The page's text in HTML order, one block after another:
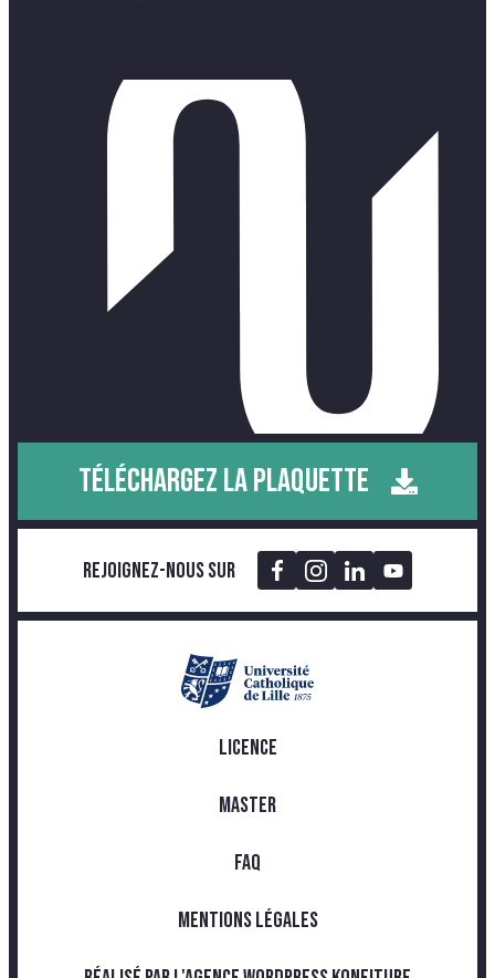
TÉLÉCHARGEZ LA PLAQUETTE
Rejoignez-nous sur
LICENCE
MASTER
FAQ
MENTIONS LÉGALES